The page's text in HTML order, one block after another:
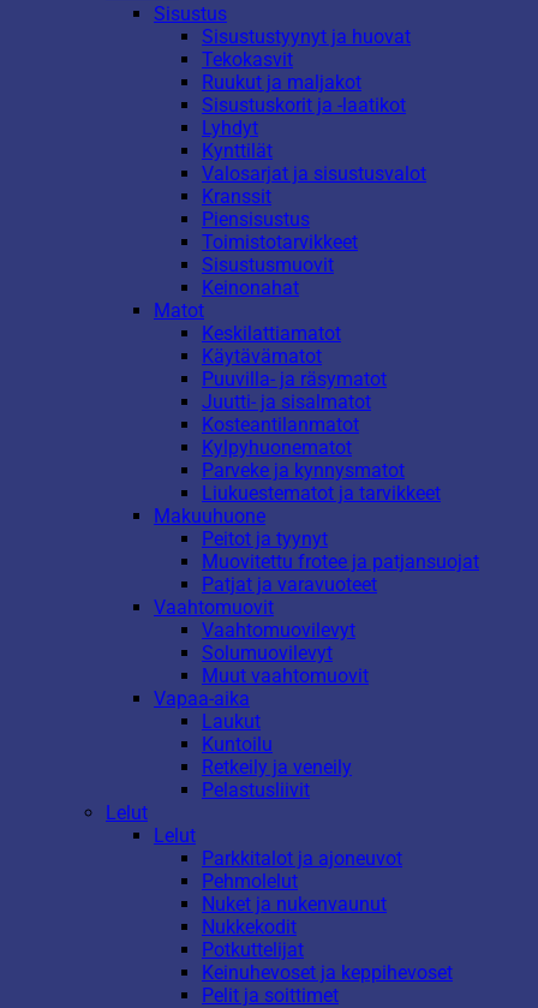
Sisustus
Sisustustyynyt ja huovat
Tekokasvit
Ruukut ja maljakot
Sisustuskorit ja -laatikot
Lyhdyt
Kynttilät
Valosarjat ja sisustusvalot
Kranssit
Piensisustus
Toimistotarvikkeet
Sisustusmuovit
Keinonahat
Matot
Keskilattiamatot
Käytävämatot
Puuvilla- ja räsymatot
Juutti- ja sisalmatot
Kosteantilanmatot
Kylpyhuonematot
Parveke ja kynnysmatot
Liukuestematot ja tarvikkeet
Makuuhuone
Peitot ja tyynyt
Muovitettu frotee ja patjansuojat
Patjat ja varavuoteet
Vaahtomuovit
Vaahtomuovilevyt
Solumuovilevyt
Muut vaahtomuovit
Vapaa-aika
Laukut
Kuntoilu
Retkeily ja veneily
Pelastusliivit
Lelut
Lelut
Parkkitalot ja ajoneuvot
Pehmolelut
Nuket ja nukenvaunut
Nukkekodit
Potkuttelijat
Keinuhevoset ja keppihevoset
Pelit ja soittimet